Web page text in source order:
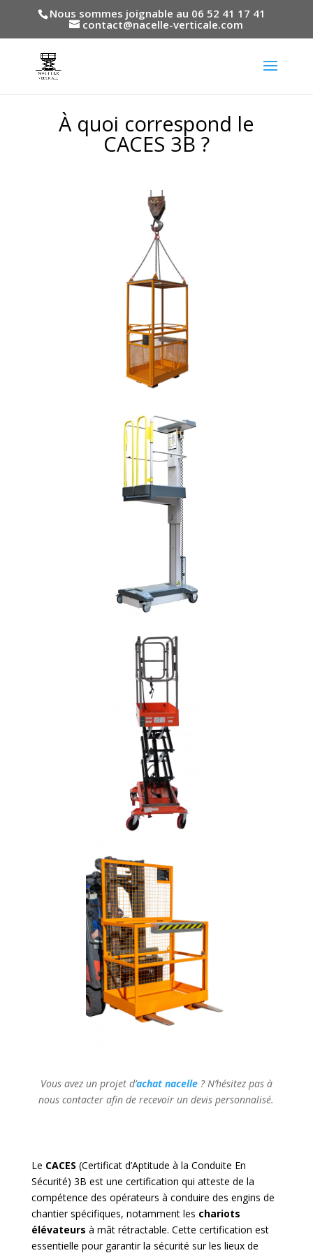
Nous sommes joignable au 06 52 41 17 41
contact@nacelle-verticale.com
À quoi correspond le
CACES 3B ?
Vous avez un projet d’achat nacelle? N’hésitez pas à
nous contacter afin de recevoir un devis personnalisé.
Le CACES (Certificat d’Aptitude à la Conduite En
Sécurité) 3B est une certification qui atteste de la
compétence des opérateurs à conduire des engins de
chantier spécifiques, notamment les chariots
élévateurs à mât rétractable. Cette certification est
essentielle pour garantir la sécurité sur les lieux de